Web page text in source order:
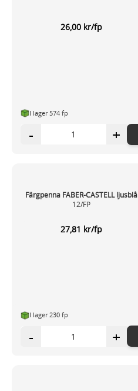
26,00 kr/fp
I lager 574 fp
- +
Färgpenna FABER-CASTELL ljusblå
12/FP
27,81 kr/fp
I lager 230 fp
- +